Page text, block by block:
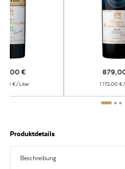
€
€/Liter 1.172,00
Produktdetails
Beschreibung